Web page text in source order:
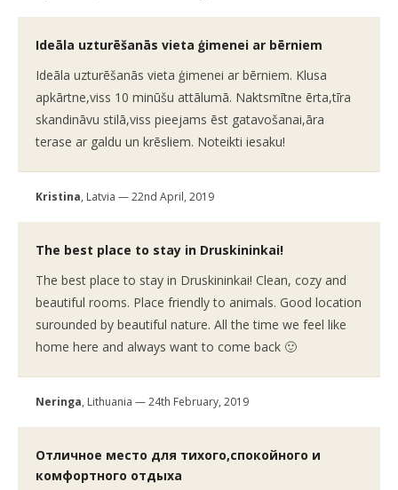
Ideāla uzturēšanās vieta ģimenei ar bērniem
Ideāla uzturēšanās vieta ģimenei ar bērniem. Klusa
apkārtne,viss 10 minūšu attālumā. Naktsmītne ērta,tīra
skandināvu stilā,viss pieejams ēst gatavošanai,āra
terase ar galdu un krēsliem. Noteikti iesaku!
Kristina, Latvia — 22nd April, 2019
The best place to stay in Druskininkai!
The best place to stay in Druskininkai! Clean, cozy and
beautiful rooms. Place friendly to animals. Good location
surounded by beautiful nature. All the time we feel like
home here and always want to come back 🙂
Neringa, Lithuania — 24th February, 2019
Отличное место для тихого,спокойного и
комфортного отдыха